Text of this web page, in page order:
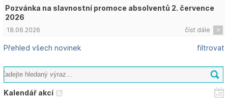
Pozvánka na slavnostní promoce absolventů 2. července
2026
číst dále
18.06.2026
Přehled všech novinek filtrovat
Kalendář akcí